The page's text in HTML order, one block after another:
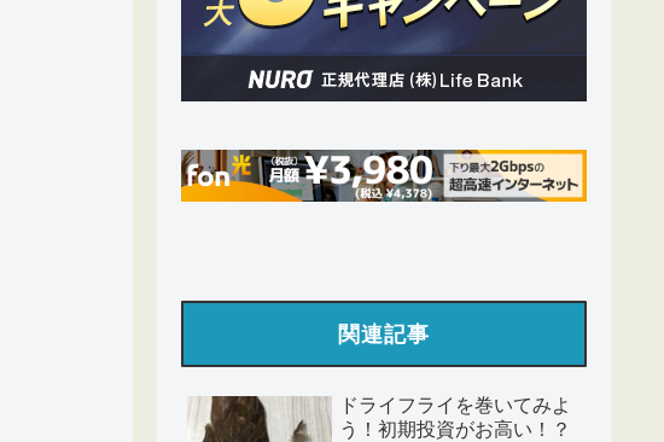
関連記事
ドライフライを巻いてみよ
う！初期投資がお高い！？